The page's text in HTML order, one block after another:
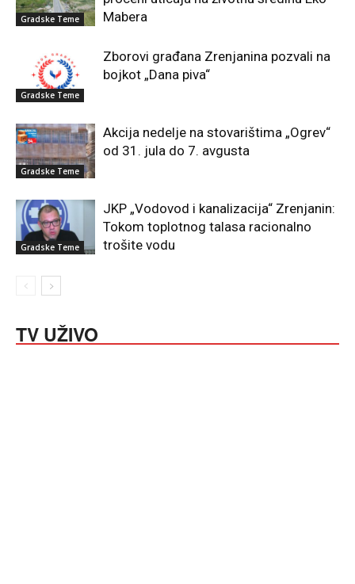
Gradske Teme
Mabera
Gradske Teme
Zborovi građana Zrenjanina pozvali na
bojkot „Dana piva“
Gradske Teme
Akcija nedelje na stovarištima „Ogrev“
od 31. jula do 7. avgusta
Gradske Teme
JKP „Vodovod i kanalizacija“ Zrenjanin:
Tokom toplotnog talasa racionalno
trošite vodu
TV UŽIVO